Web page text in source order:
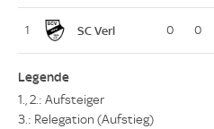
1 SC Verl 0 0
Legende
1., 2.: Aufsteiger
3.: Relegation (Aufstieg)